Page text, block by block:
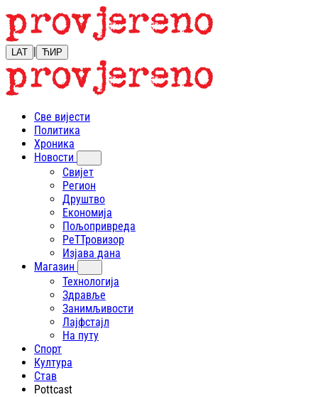
LAT | ЋИР
Све вијести
Политика
Хроника
Новости
Свијет
Регион
Друштво
Економија
Пољопривреда
РеТТровизор
Изјава дана
Магазин
Технологија
Здравље
Занимљивости
Лајфстajл
На путу
Спорт
Култура
Став
Pottcast